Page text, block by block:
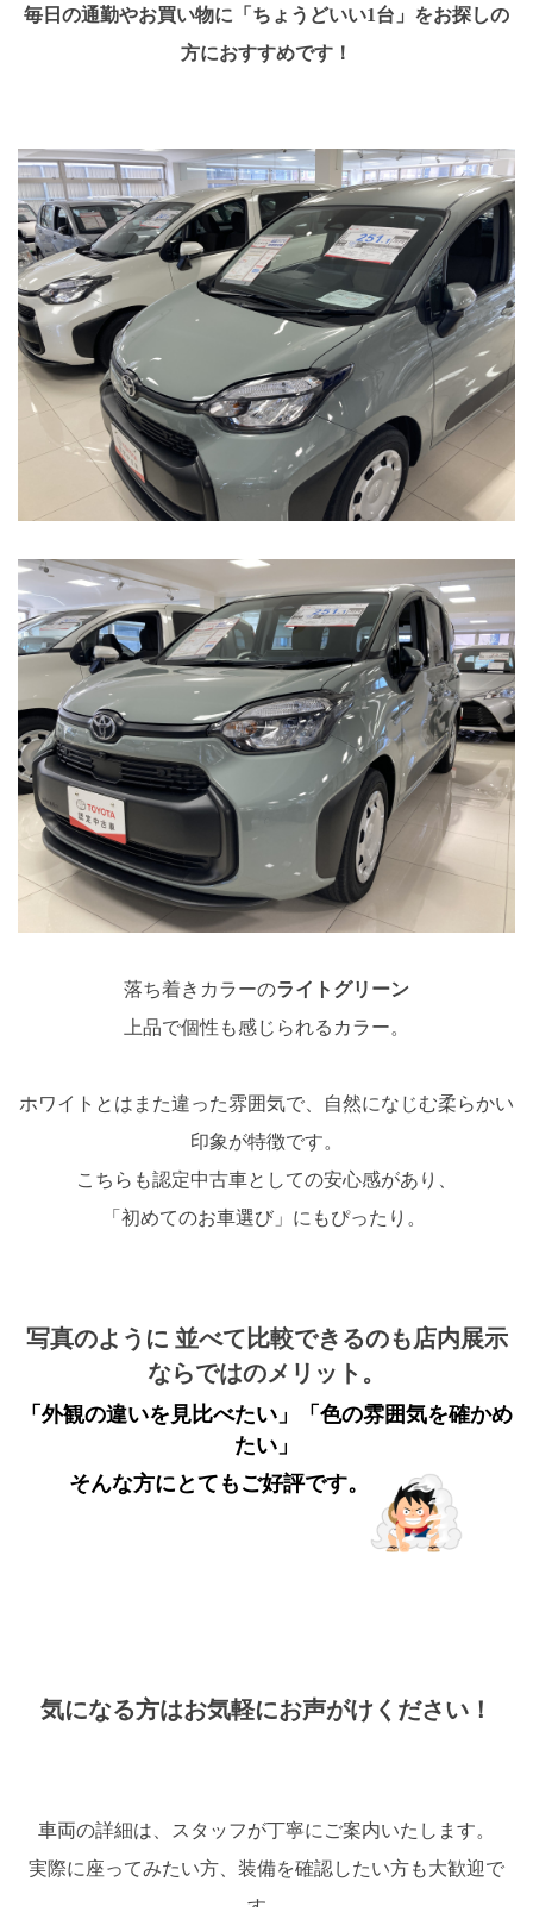
毎日の通勤やお買い物に「ちょうどいい1台」をお探しの
方におすすめです！
落ち着きカラーのライトグリーン
上品で個性も感じられるカラー。
ホワイトとはまた違った雰囲気で、自然になじむ柔らかい
印象が特徴です。
こちらも認定中古車としての安心感があり、
「初めてのお車選び」にもぴったり。
写真のように 並べて比較できるのも店内展示
ならではのメリット。
「外観の違いを見比べたい」「色の雰囲気を確かめ
たい」
そんな方にとてもご好評です。
気になる方はお気軽にお声がけください！
車両の詳細は、スタッフが丁寧にご案内いたします。
実際に座ってみたい方、装備を確認したい方も大歓迎で